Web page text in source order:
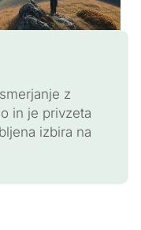
z
in je privzeta
izbira na